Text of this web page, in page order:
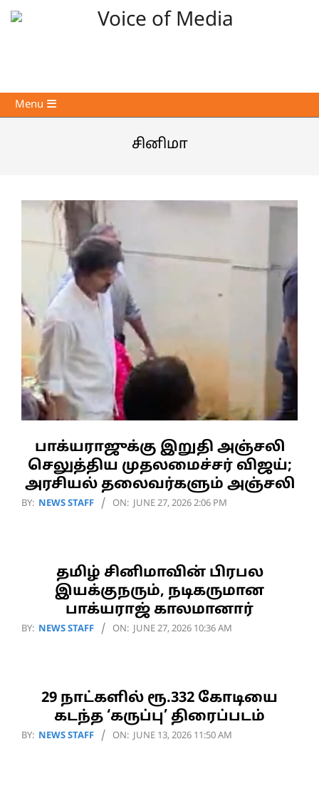
Skip
Voice
of
Primary
Navigation
Menu
சினிமா
பாக்யராஜுக்கு இறுதி அஞ்சலி
செலுத்திய முதலமைச்சர் விஜய்;
அரசியல் தலைவர்களும் அஞ்சலி
2026-
BY: NEWS STAFF ON: JUNE 27, 2026 2:06 PM
தமிழ் சினிமாவின் பிரபல
இயக்குநரும், நடிகருமான
பாக்யராஜ் காலமானார்
2026-
BY: NEWS STAFF ON: JUNE 27, 2026 10:36 AM
29 நாட்களில் ரூ.332 கோடியை
கடந்த ‘கருப்பு’ திரைப்படம்
2026-
BY: NEWS STAFF ON: JUNE 13, 2026 11:50 AM